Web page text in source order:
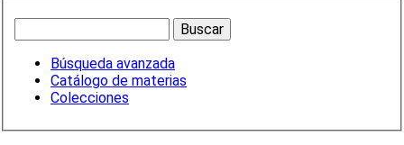
Búsqueda avanzada
Catálogo de materias
Colecciones